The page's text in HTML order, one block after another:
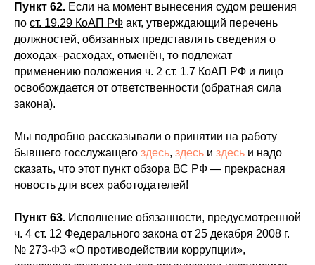
Пункт 62. Если на момент вынесения судом решения
по ст. 19.29 КоАП РФ акт, утверждающий перечень
должностей, обязанных представлять сведения о
доходах–расходах, отменён, то подлежат
применению положения ч. 2 ст. 1.7 КоАП РФ и лицо
освобождается от ответственности (обратная сила
закона).
Мы подробно рассказывали о принятии на работу
бывшего госслужащего здесь, здесь и здесь и надо
сказать, что этот пункт обзора ВС РФ — прекрасная
новость для всех работодателей!
Пункт 63. Исполнение обязанности, предусмотренной
ч. 4 ст. 12 Федерального закона от 25 декабря 2008 г.
№ 273-ФЗ «О противодействии коррупции»,